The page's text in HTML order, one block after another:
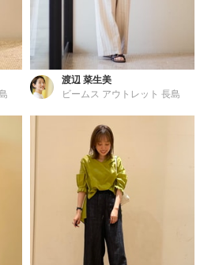
渡辺 菜生美
ビームス アウトレット 長島